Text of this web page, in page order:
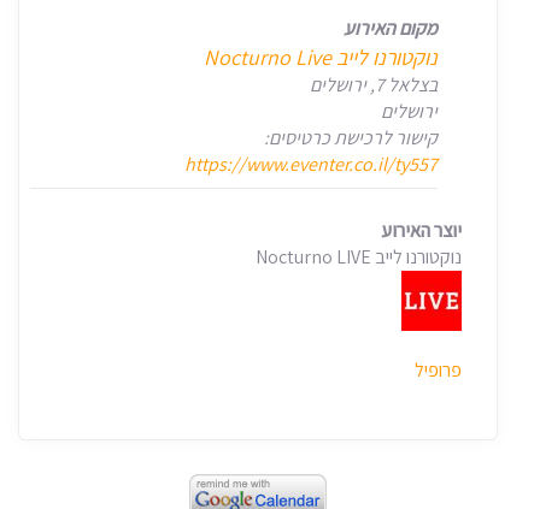
מקום האירוע
‏נוקטורנו לייב Nocturno Live‏
בצלאל 7, ירושלים
ירושלים
קישור לרכישת כרטיסים:
https://www.eventer.co.il/ty557
יוצר האירוע
נוקטורנו לייב Nocturno LIVE
פרופיל